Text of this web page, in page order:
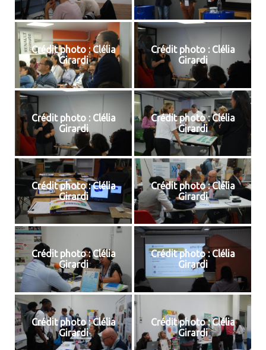
Crédit photo : Clélia
Girardi
Crédit photo : Clélia
Girardi
Crédit photo : Clélia
Girardi
Crédit photo : Clélia
Girardi
Crédit photo : Clélia
Girardi
Crédit photo : Clélia
Girardi
Crédit photo : Clélia
Girardi
Crédit photo : Clélia
Girardi
Crédit photo : Clélia
Girardi
Crédit photo : Clélia
Girardi